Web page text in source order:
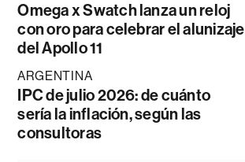
Omega x Swatch lanza un reloj
con oro para celebrar el alunizaje
del Apollo 11
ARGENTINA
IPC de julio 2026: de cuánto
sería la inflación, según las
consultoras